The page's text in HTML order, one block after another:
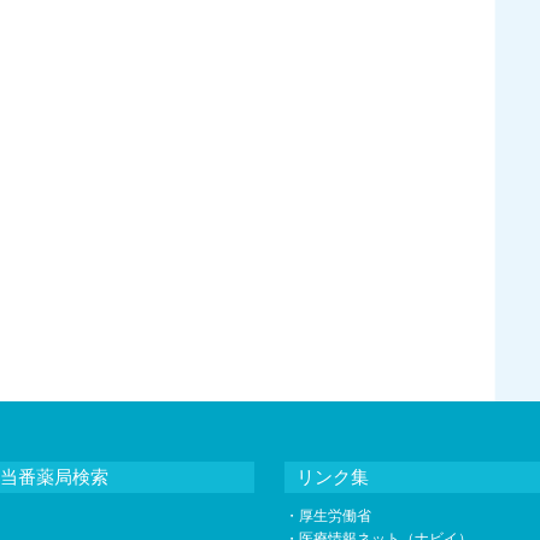
当番薬局検索 リンク集
・ 厚生労働省